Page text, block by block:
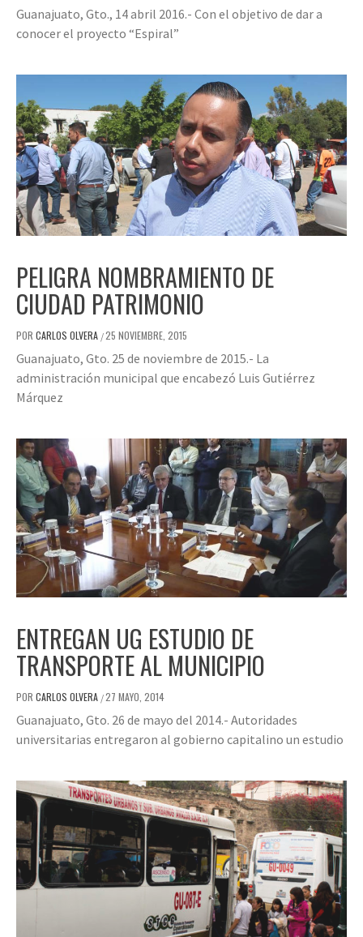
Guanajuato, Gto., 14 abril 2016.- Con el objetivo de dar a
conocer el proyecto “Espiral”
PELIGRA NOMBRAMIENTO DE
CIUDAD PATRIMONIO
POR CARLOS OLVERA /25 NOVIEMBRE, 2015
Guanajuato, Gto. 25 de noviembre de 2015.- La
administración municipal que encabezó Luis Gutiérrez
Márquez
ENTREGAN UG ESTUDIO DE
TRANSPORTE AL MUNICIPIO
POR CARLOS OLVERA /27 MAYO, 2014
Guanajuato, Gto. 26 de mayo del 2014.- Autoridades
universitarias entregaron al gobierno capitalino un estudio